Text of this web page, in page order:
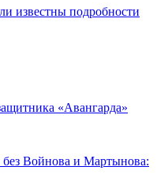
известны подробности
«Авангарда»
Войнова и Мартынова: